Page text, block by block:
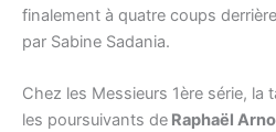
finalement à quatre coups
par Sabine Sadania.
Chez les Messieurs 1ère série, la
les poursuivants de Raphaël